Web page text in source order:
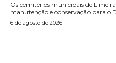
Os cemitérios municipais de
manutenção e conservação para o
6 de agosto de 2026